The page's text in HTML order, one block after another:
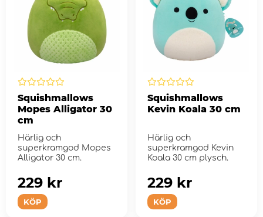
Squishmallows
Mopes Alligator 30
cm
Härlig och
superkramgod Mopes
Alligator 30 cm.
KÖP
229 kr
Squishmallows
Kevin Koala 30 cm
Härlig och
superkramgod Kevin
Koala 30 cm plysch.
KÖP
229 kr